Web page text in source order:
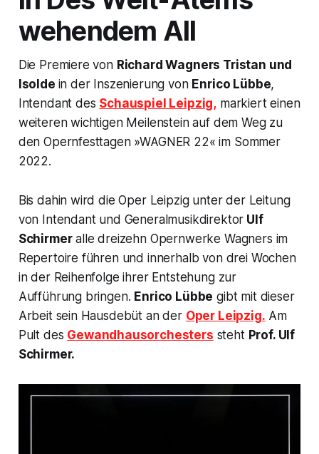
wehendem All
Die Premiere von Richard Wagners Tristan und
Isolde in der Inszenierung von Enrico Lübbe,
Intendant des Schauspiel Leipzig, markiert einen
weiteren wichtigen Meilenstein auf dem Weg zu
den Opernfesttagen »WAGNER 22« im Sommer
2022.
Bis dahin wird die Oper Leipzig unter der Leitung
von Intendant und Generalmusikdirektor Ulf
Schirmeralle dreizehn Opernwerke Wagners im
Repertoire führen und innerhalb von drei Wochen
in der Reihenfolge ihrer Entstehung zur
Aufführung bringen. Enrico Lübbe gibt mit dieser
Arbeit sein Hausdebüt an der Oper Leipzig. Am
Pult des Gewandhausorchesters steht Prof. Ulf
Schirmer.